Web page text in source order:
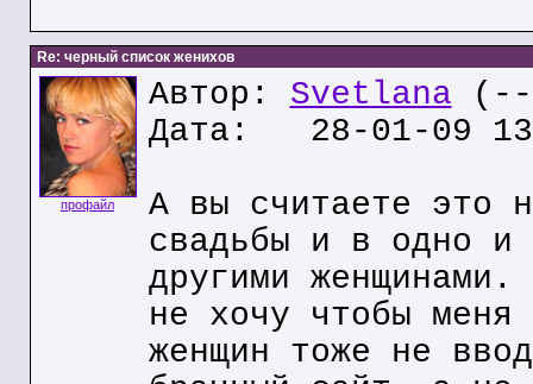
Re: черный список женихов
профайл
Автор: Svetlana
Дата: 28-01-09
А вы считаете это
свадьбы и в одно и
другими женщинами.
не хочу чтобы меня
женщин тоже не